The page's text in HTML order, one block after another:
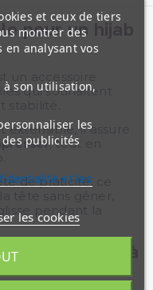
pour un hijab
qui souhaitent
extensible, il assure
, tout en
de praticité, ce
tête sans gêner,
pendant la
utile et facile à
et ceux de tiers
montrer des
en analysant vos
à son utilisation,
les
publicités
et les
les cookies